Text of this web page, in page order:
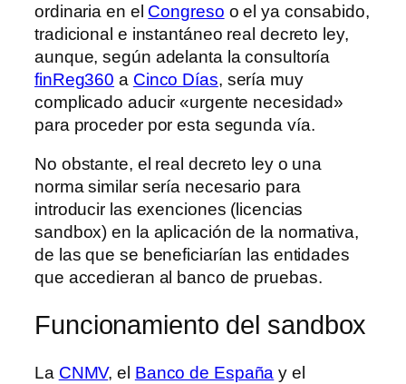
ordinaria en el Congreso o el ya consabido,
tradicional e instantáneo real decreto ley,
aunque, según adelanta la consultoría
finReg360 a Cinco Días, sería muy
complicado aducir «urgente necesidad»
para proceder por esta segunda vía.
No obstante, el real decreto ley o una
norma similar sería necesario para
introducir las exenciones (licencias
sandbox) en la aplicación de la normativa,
de las que se beneficiarían las entidades
que accedieran al banco de pruebas.
Funcionamiento del sandbox
La CNMV, el Banco de España y el